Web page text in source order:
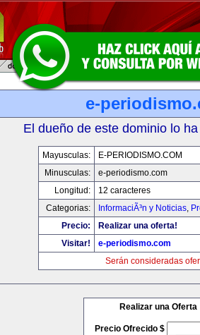
e-
El dueño de este dominio lo
Mayusculas:
E-PERIODISMO.COM
Minusculas:
e-periodismo.com
Longitud:
12 caracteres
Categorias:
InformaciÃ³n y Noticias,
Precio:
Realizar una oferta!
Visitar!
e-periodismo.com
Serán consideradas
Realizar una Oferta
Precio Ofrecido $